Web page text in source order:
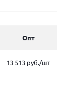
Опт
13 513 руб./шт